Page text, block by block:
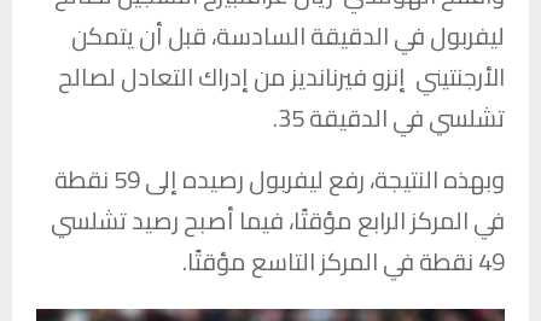
ليفربول في الدقيقة السادسة، قبل أن يتمكن
الأرجنتيني إنزو فيرنانديز من إدراك التعادل لصالح
تشلسي في الدقيقة 35.
وبهذه النتيجة، رفع ليفربول رصيده إلى 59 نقطة
في المركز الرابع مؤقتًا، فيما أصبح رصيد تشلسي
49 نقطة في المركز التاسع مؤقتًا.